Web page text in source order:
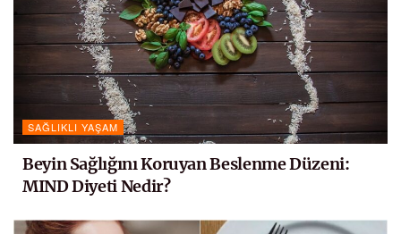
SAĞLIKLI YAŞAM
Beyin Sağlığını Koruyan Beslenme Düzeni:
MIND Diyeti Nedir?